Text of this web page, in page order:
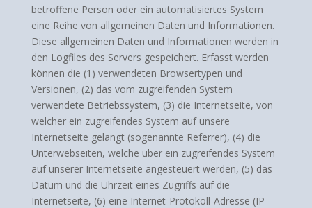
betroffene Person oder ein automatisiertes System
eine Reihe von allgemeinen Daten und Informationen.
Diese allgemeinen Daten und Informationen werden in
den Logfiles des Servers gespeichert. Erfasst werden
können die (1) verwendeten Browsertypen und
Versionen, (2) das vom zugreifenden System
verwendete Betriebssystem, (3) die Internetseite, von
welcher ein zugreifendes System auf unsere
Internetseite gelangt (sogenannte Referrer), (4) die
Unterwebseiten, welche über ein zugreifendes System
auf unserer Internetseite angesteuert werden, (5) das
Datum und die Uhrzeit eines Zugriffs auf die
Internetseite, (6) eine Internet-Protokoll-Adresse (IP-